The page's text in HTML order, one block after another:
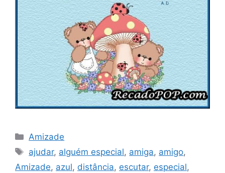
Categorias
Amizade
Tags
ajudar, alguém especial, amiga, amigo,
Amizade, azul, distância, escutar, especial,